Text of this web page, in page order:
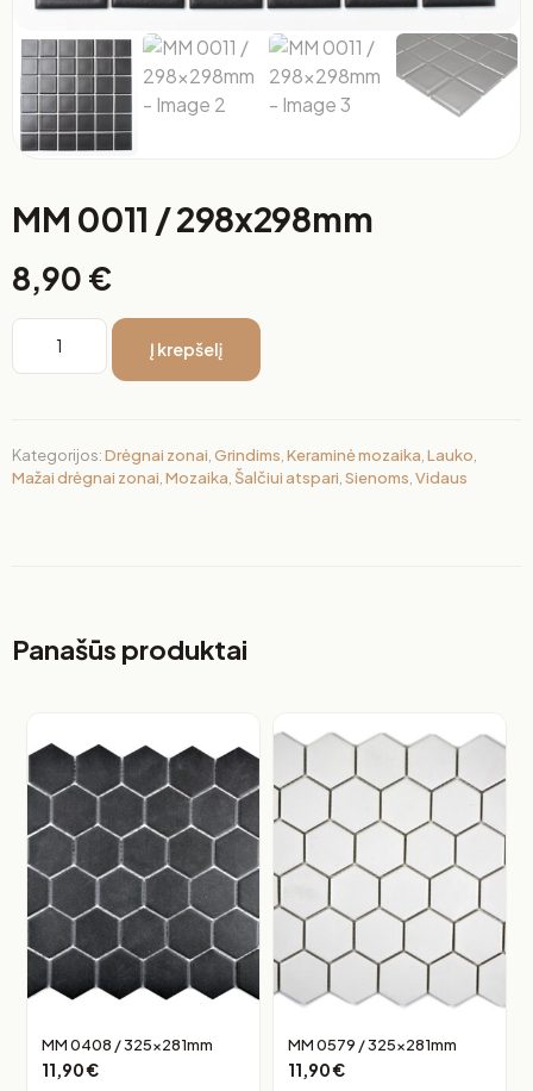
MM 0011 / 298x298mm
8,90 €
Į krepšelį
Kategorijos:Drėgnai zonai Grindims Keraminė mozaika Lauko
Mažai drėgnai zonai Mozaika Šalčiui atspari Sienoms Vidaus
Panašūs produktai
MM 0408 / 325x281mm
11,90€
MM 0579 / 325x281mm
11,90€